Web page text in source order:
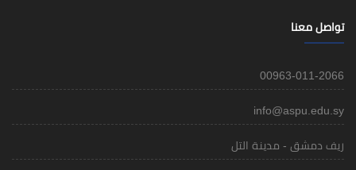
تواصل معنا
00963-011-2066
info@aspu.edu.sy
ريف دمشق - مدينة التل